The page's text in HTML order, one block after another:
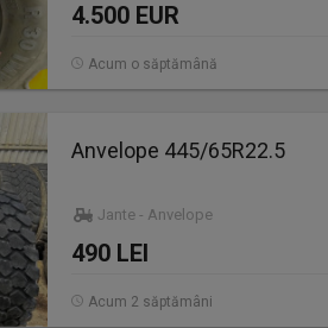
4.500 EUR
Acum o săptămână
Anvelope 445/65R22.5
Jante - Anvelope
490 LEI
Acum 2 săptămâni